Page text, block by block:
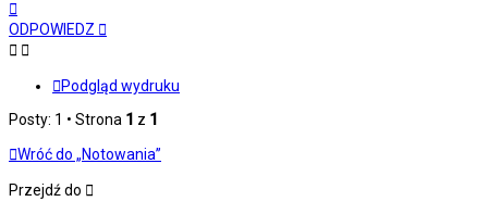
górę
ODPOWIEDZ
Podgląd wydruku
Posty: 1 • Strona 1 z 1
Wróć do „Notowania”
Przejdź do